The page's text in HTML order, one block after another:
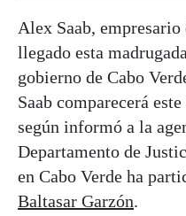
Alex Saab,
llegado esta
gobierno de Cabo
Saab comparecerá
según informó a la
Departamento de
en Cabo Verde ha
Baltasar Garzón.